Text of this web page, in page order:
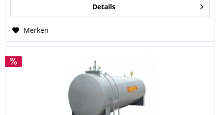
Details
Merken